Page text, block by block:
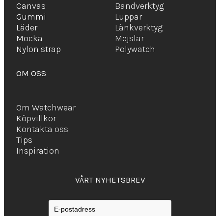
Canvas
Gummi
Läder
Mocka
Nylon strap
Bandverktyg
Luppar
Länkverktyg
Mejslar
Polywatch
OM OSS
Om Watchwear
Köpvillkor
Kontakta oss
Tips
Inspiration
VÅRT NYHETSBREV